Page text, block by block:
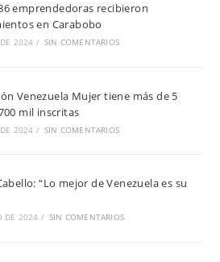
emprendedoras recibieron
en Carabobo
2024 / SIN COMENTARIOS
Venezuela Mujer tiene más de 5
mil inscritas
2024 / SIN COMENTARIOS
“Lo mejor de Venezuela es su
DE 2024 / SIN COMENTARIOS